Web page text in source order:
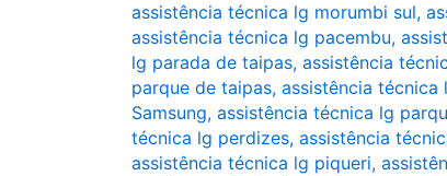
assistência técnica lg morumbi sul,
assistência técnica lg pacembu,
lg parada de taipas, assistência
parque de taipas, assistência técnica
Samsung, assistência técnica lg
técnica lg perdizes, assistência
assistência técnica lg piqueri,